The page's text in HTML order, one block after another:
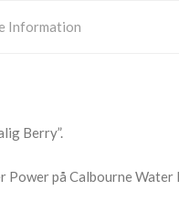
Information
Berry”.
Power på Calbourne Water